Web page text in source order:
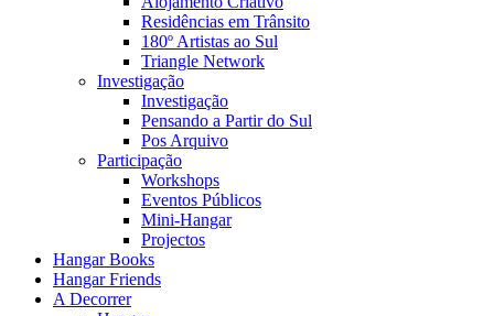
Residências em Trânsito
180º Artistas ao Sul
Triangle Network
Investigação
Investigação
Pensando a Partir do Sul
Pos Arquivo
Participação
Workshops
Eventos Públicos
Mini-Hangar
Projectos
Hangar Books
Hangar Friends
A Decorrer